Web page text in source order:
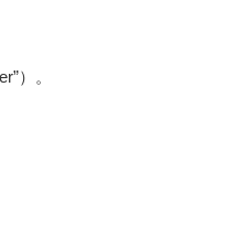
）。